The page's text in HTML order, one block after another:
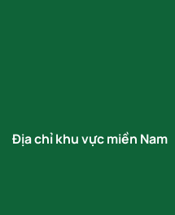
Địa chỉ khu vực miền Nam